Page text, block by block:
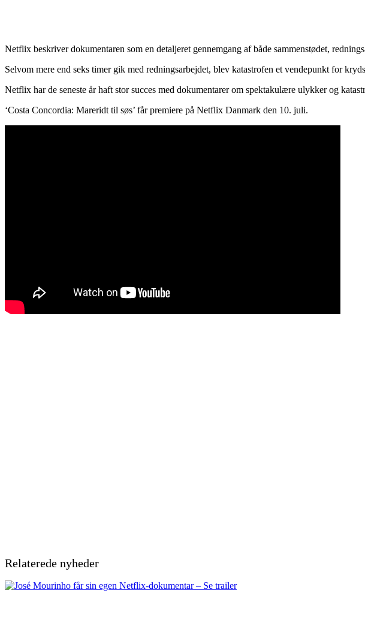
Netflix beskriver dokumentaren som en detaljeret gennemgang af både sammenstødet,
Selvom mere end seks timer gik med redningsarbejdet, blev katastrofen et vendepunkt for
Netflix har de seneste år haft stor succes med dokumentarer om spektakulære ulykker og
‘Costa Concordia: Mareridt til søs’ får premiere på Netflix Danmark den 10. juli.
Relaterede nyheder